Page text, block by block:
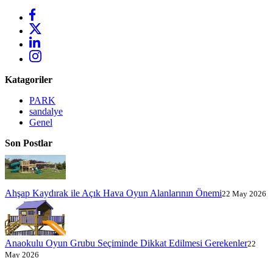
Katagoriler
PARK
sandalye
Genel
Son Postlar
Ahşap Kaydırak ile Açık Hava Oyun Alanlarının Önemi22 May 2026
Anaokulu Oyun Grubu Seçiminde Dikkat Edilmesi Gerekenler22
May 2026